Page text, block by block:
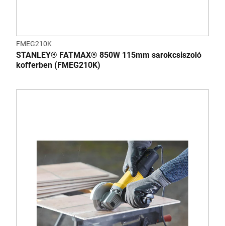
FMEG210K
STANLEY® FATMAX® 850W 115mm sarokcsiszoló
kofferben (FMEG210K)